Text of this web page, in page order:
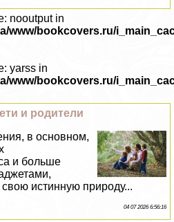
nooutput in
www/bookcovers.ru/
yarss in
www/bookcovers.ru/
и родители
в основном,
и больше
истинную природу...
04 07 2026 6:56:16